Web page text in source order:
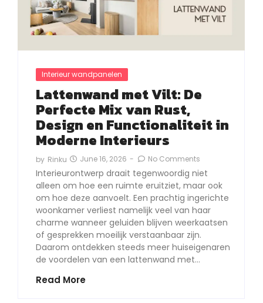
Interieur wandpanelen
Lattenwand met Vilt: De
Perfecte Mix van Rust,
Design en Functionaliteit in
Moderne Interieurs
by Rinku June 16, 2026 - No Comments
Interieurontwerp draait tegenwoordig niet
alleen om hoe een ruimte eruitziet, maar ook
om hoe deze aanvoelt. Een prachtig ingerichte
woonkamer verliest namelijk veel van haar
charme wanneer geluiden blijven weerkaatsen
of gesprekken moeilijk verstaanbaar zijn.
Daarom ontdekken steeds meer huiseigenaren
de voordelen van een lattenwand met…
Read More